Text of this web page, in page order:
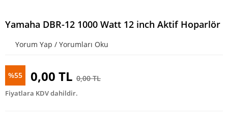
Yamaha DBR-12 1000 Watt 12 inch Aktif Hoparlör
Yorum Yap / Yorumları Oku
%55 0,00 TL 0,00 TL
Fiyatlara KDV dahildir.